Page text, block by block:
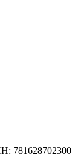
781628702300